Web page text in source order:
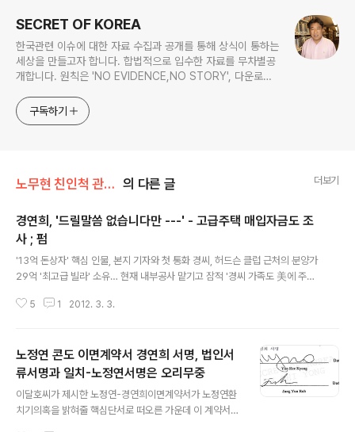
SECRET OF KOREA
한국관련 이슈에 대한 자료 수집과 공개를 통해 상식이 통하는
세상을 만들고자 합니다. 합법적으로 입수한 자료를 무차별공
개합니다. 원칙은 'NO EVIDENCE,NO STORY', 다운로드
jesim56@gmail.com, 안보일때는 구글리더나 RSS로!!
구독하기
노무현 친인척 관련서류 의 다른 글 더보기
경연희, '드릴말씀 없습니다만 ---' - 고급주택 매입자금도 조
사 ; 펌
'13억 돈상자' 핵심 인물, 본지 기자와 첫 통화 경씨, 허드슨 클럽 근처의 분양가
29억 '최고급 빌라' 소유… 현재 내부공사 맡기고 잠적 '경씨 가족도 美에 주택
변호사 경연희(43)씨가 미국 뉴저지의 아파트인 허드슨 클럽 400호와 435호
의뢰로 노정연씨에게 2009년 1월 13억원을 환치기해 집값으로 받았다는 의혹
에 대해 검찰 수사를 받고 있다. 2011/01/05 - [노무현 친인척 관련서류] - 경
연희, 두개이상 이름사용 - 천만불 잃고도 또 고급주택 매입 ..
5 1 2012. 3. 3.
노정연 콘도 이면계약서 경연희 서명, 법인서
류서명과 일치-노정연서명은 오리무중
이달호씨가 제시한 노정연-경연희이면계약서가 노정연환
치기의혹을 밝혀줄 핵심단서로 떠오른 가운데 이 계약서